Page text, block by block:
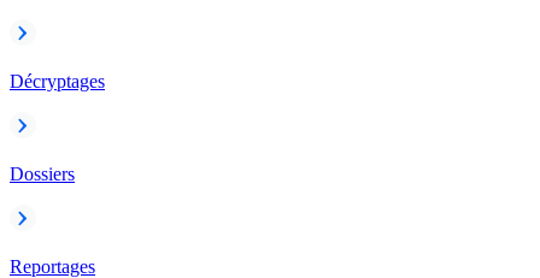
Décryptages
Dossiers
Reportages